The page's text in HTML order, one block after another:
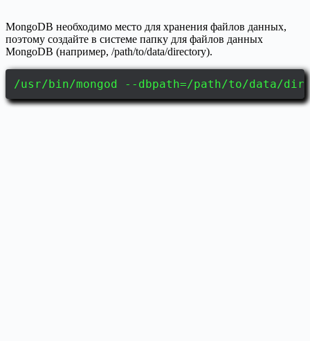
MongoDB необходимо место для хранения файлов данных,
поэтому создайте в системе папку для файлов данных
MongoDB (например, /path/to/data/directory).
/usr/bin/mongod --dbpath=/path/to/data/